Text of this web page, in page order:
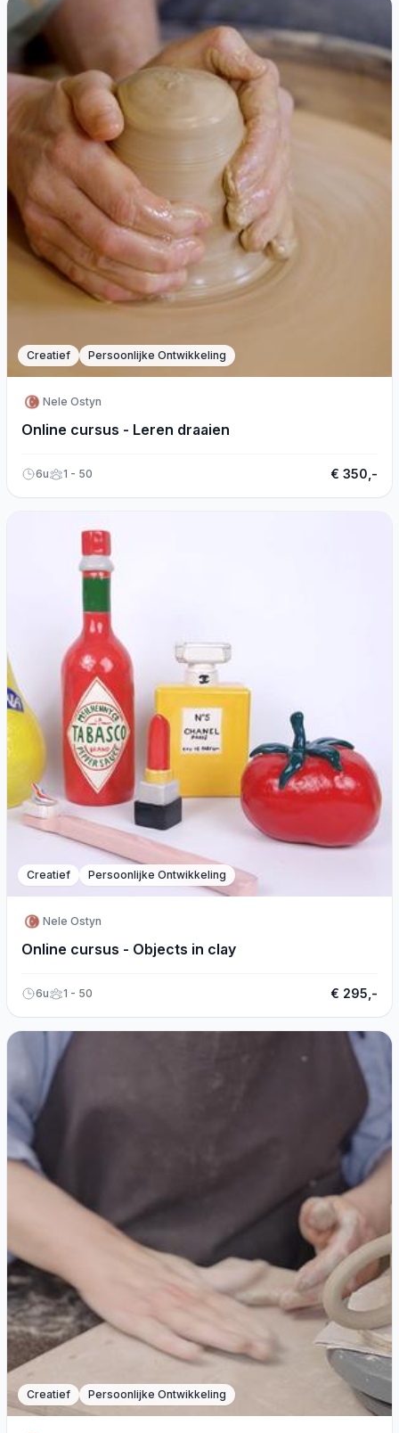
Creatief Persoonlijke Ontwikkeling
Nele Ostyn
Online cursus - Leren draaien
6u 1 - 50 € 350,-
Creatief Persoonlijke Ontwikkeling
Nele Ostyn
Online cursus - Objects in clay
6u 1 - 50 € 295,-
Creatief Persoonlijke Ontwikkeling